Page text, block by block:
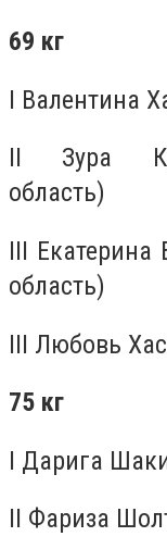
69 кг
I Валентина
II Зура
область)
III Екатерина
область)
III Любовь
75 кг
I Дарига
II Фариза